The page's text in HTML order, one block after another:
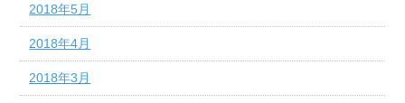
2018年5月
2018年4月
2018年3月